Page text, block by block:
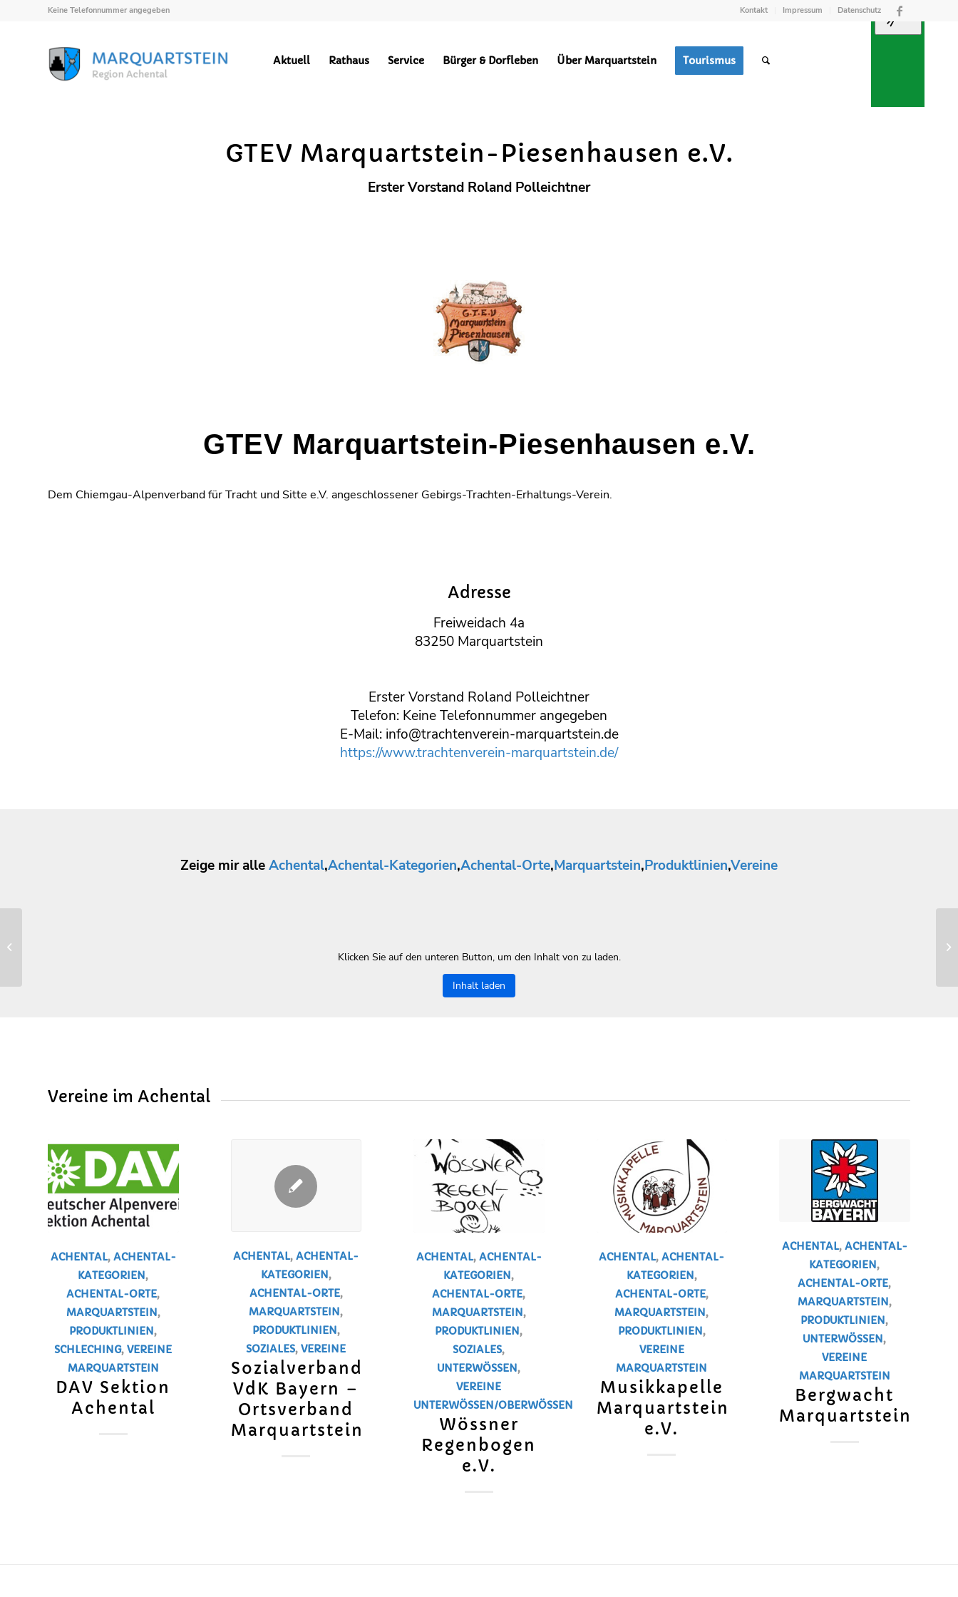
Kontakt Impressum Datenschutz
Keine Telefonnummer angegeben
Aktuell Rathaus Service Bürger & Dorfleben Über Marquartstein Tourismus
Vereine
HOCHPLATTENBAHN WÄRMEVERSORGUNG
TREFFPUNKT
GTEV Marquartstein-Piesenhausen e.V.
Erster Vorstand Roland Polleichtner
GTEV Marquartstein-Piesenhausen e.V.
Dem Chiemgau-Alpenverband für Tracht und Sitte e.V. angeschlossener Gebirgs-Trachten-Erhaltungs-Verein.
Adresse
Freiweidach 4a
83250 Marquartstein
Erster Vorstand Roland Polleichtner
Telefon: Keine Telefonnummer angegeben
E-Mail: info@trachtenverein-marquartstein.de
https://www.trachtenverein-marquartstein.de/
Zeige mir alleAchental,Achental-Kategorien,Achental-Orte,Marquartstein,Produktlinien,Vereine
Klicken Sie auf den unteren Button, um den Inhalt von zu laden.
Inhalt laden
Vereine im Achental
ACHENTAL, ACHENTAL-
KATEGORIEN,
ACHENTAL-ORTE,
MARQUARTSTEIN,
PRODUKTLINIEN,
SCHLECHING,VEREINE
MARQUARTSTEIN
DAV Sektion
Achental
ACHENTAL,ACHENTAL-
KATEGORIEN,
ACHENTAL-ORTE,
MARQUARTSTEIN,
PRODUKTLINIEN,
SOZIALES,VEREINE
Sozialverband
VdK Bayern –
Ortsverband
Marquartstein
ACHENTAL, ACHENTAL-
KATEGORIEN,
ACHENTAL-ORTE,
MARQUARTSTEIN,
PRODUKTLINIEN,
SOZIALES,
UNTERWÖSSEN,
VEREINE
UNTERWÖSSEN/OBERWÖSSEN
Wössner
Regenbogen
e.V.
ACHENTAL,ACHENTAL-
KATEGORIEN,
ACHENTAL-ORTE,
MARQUARTSTEIN,
PRODUKTLINIEN,
VEREINE
MARQUARTSTEIN
Musikkapelle
Marquartstein
e.V.
ACHENTAL, ACHENTAL-
KATEGORIEN,
ACHENTAL-ORTE,
MARQUARTSTEIN,
PRODUKTLINIEN,
UNTERWÖSSEN,
VEREINE
MARQUARTSTEIN
Bergwacht
Marquartstein